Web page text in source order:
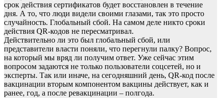
срок действия сертификатов будет восстановлен в течение
дня. А то, что люди видели своими глазами, так это просто
случайность. Глобальный сбой. На самом деле никто сроки
действия QR-кодов не пересматривал.
Действительно ли это был глобальный сбой, или
представители власти поняли, что перегнули палку? Вопрос,
на который мы вряд ли получим ответ. Уже сейчас этим
вопросом задаются не только пользователи соцсетей, но и
эксперты. Так или иначе, на сегодняшний день, QR-код после
вакцинации вторым компонентом вакцины действует, как и
ранее, год, а после ревакцинации – полгода.